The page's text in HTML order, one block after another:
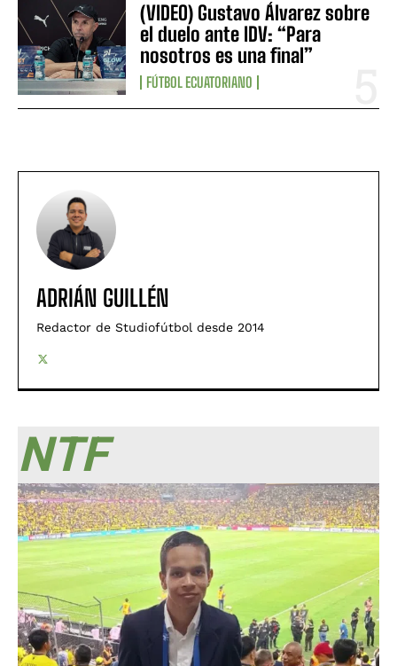
(VIDEO) Gustavo Álvarez sobre
el duelo ante IDV: “Para
nosotros es una final”
FÚTBOL ECUATORIANO
ADRIÁN GUILLÉN
Redactor de Studiofútbol desde 2014
NTF